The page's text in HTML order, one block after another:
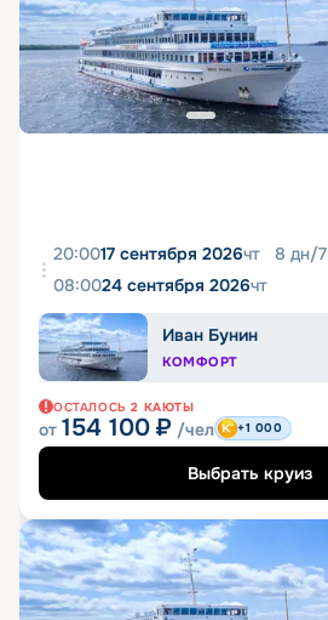
20:0017 сентября 2026чт 8 дн/7
08:0024 сентября 2026чт
Иван Бунин
КОМФОРТ
ОСТАЛОСЬ 2 КАЮТЫ
от 154 100 ₽ /чел +1 000
Выбрать круиз